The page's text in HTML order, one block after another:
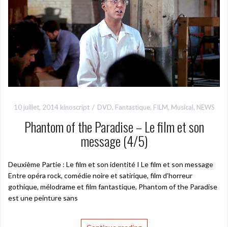
10 juillet, 2014 kinoscript DVD, Fantastique, FILM, Musical, NEWS
Phantom of the Paradise – Le film et son
message (4/5)
Deuxième Partie : Le film et son identité I Le film et son message
Entre opéra rock, comédie noire et satirique, film d’horreur
gothique, mélodrame et film fantastique, Phantom of the Paradise
est une peinture sans